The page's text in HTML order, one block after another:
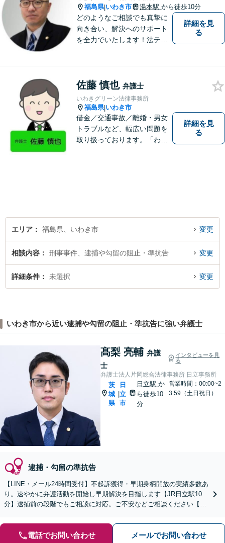
福島県|いわき市 湯本駅 から徒歩10分
どのようなご相談でも真摯に
向き合い、解決へのサポート
を全力でいたします！法テラ
けていただけます。【湯本駅
から車で約７分】
詳細を見
る
佐藤 慎也 弁護士
いわきグリーン法律事務所
福島県|いわき市
借金／交通事故／離婚・男女
トラブルなど、幅広い問題を
取り扱っております。「わか
詳細を見
る
エリア 福島県、いわき市 変更
相談内容 刑事事件、逮捕や勾留の阻止・準抗告 変更
詳細条件 未選択 変更
いわき市から近い逮捕や勾留の阻止・準抗告に強い弁護士
髙梨 亮輔 弁護
士
インタビューを見
る
弁護士法人片岡総合法律事務所 日立事務所
茨
城
県
日
立
市
日立駅か
ら徒歩10
分
営業時間：00:00~2
3:59（土日祝日）
逮捕・勾留の準抗告
【LINE・メール24時間受付】不起訴獲得・早期身柄開放の実績多数あ
り。速やかに弁護活動を開始し早期解決を目指します【JR日立駅10
分】逮捕前の段階でもご相談に対応。ご不安などご相談ください【土
電話でお問い合わせ メールでお問い合わせ